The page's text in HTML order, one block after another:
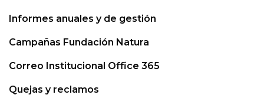
Informes anuales y de gestión
Campañas Fundación Natura
Correo Institucional Office 365
Quejas y reclamos